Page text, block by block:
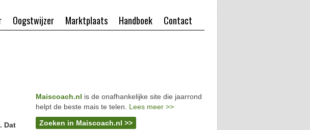
Contact
Handboek
Marktplaats
Oogstwijzer
Dat
Maiscoach.nl is de onafhankelijke site die jaarrond
helpt de beste mais te telen. Lees meer >>
Zoeken in Maiscoach.nl >>